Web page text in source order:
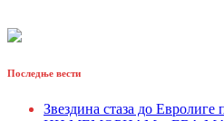
Последње вести
Звездина стаза до